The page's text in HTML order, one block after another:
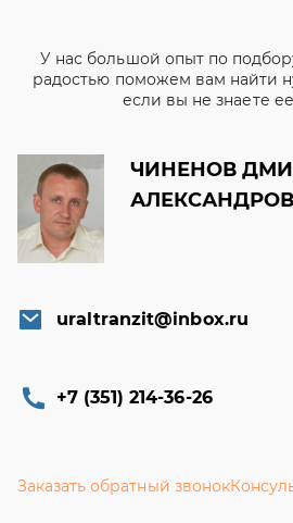
У нас большой опыт по
радостью поможем вам найти
если вы не знаете
ЧИНЕНОВ
uraltranzit@inbox.ru
+7 (351) 214-36-26
Заказать обратный звонок